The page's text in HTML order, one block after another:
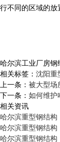
行不同的区域的放
哈尔滨工业厂房
相关标签： 沈阳重
上一条： 被大型场
下一条： 如何维护
相关资讯
哈尔滨重型钢结
哈尔滨重型钢结
哈尔滨重型钢结